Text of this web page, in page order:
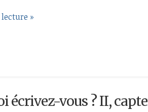
»
écrivez-vous ? II,